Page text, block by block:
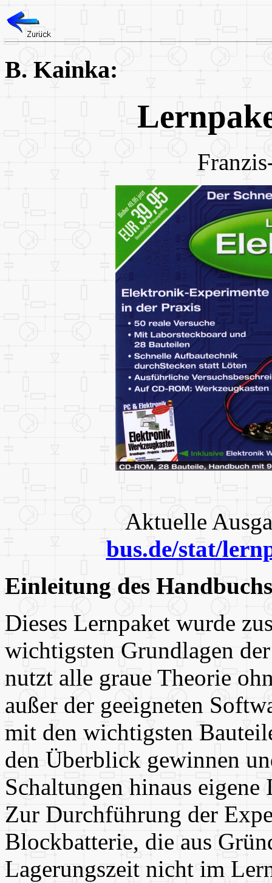
B. Kainka:
Aktuelle
bus.de/stat/
Einleitung des
Dieses Lernpaket wurde
wichtigsten Grundlagen
nutzt alle graue Theorie
außer der geeigneten
mit den wichtigsten
den Überblick gewinnen
Schaltungen hinaus
Zur Durchführung der
Blockbatterie, die aus
Lagerungszeit nicht im